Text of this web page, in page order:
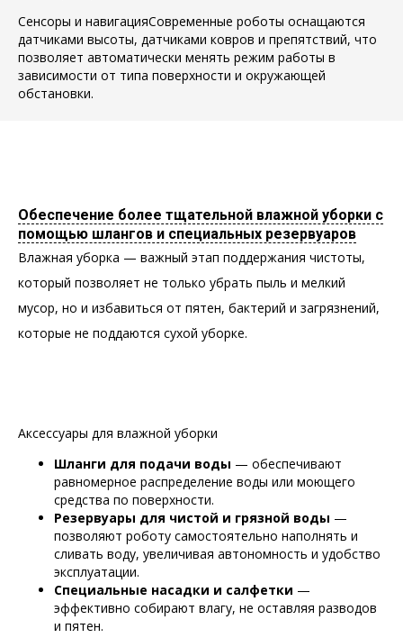
Сенсоры и навигацияСовременные роботы оснащаются
датчиками высоты, датчиками ковров и препятствий, что
позволяет автоматически менять режим работы в
зависимости от типа поверхности и окружающей
обстановки.
Обеспечение более тщательной влажной уборки с
помощью шлангов и специальных резервуаров
Влажная уборка — важный этап поддержания чистоты,
который позволяет не только убрать пыль и мелкий
мусор, но и избавиться от пятен, бактерий и загрязнений,
которые не поддаются сухой уборке.
Аксессуары для влажной уборки
Шланги для подачи воды — обеспечивают
равномерное распределение воды или моющего
средства по поверхности.
Резервуары для чистой и грязной воды —
позволяют роботу самостоятельно наполнять и
сливать воду, увеличивая автономность и удобство
эксплуатации.
Специальные насадки и салфетки —
эффективно собирают влагу, не оставляя разводов
и пятен.